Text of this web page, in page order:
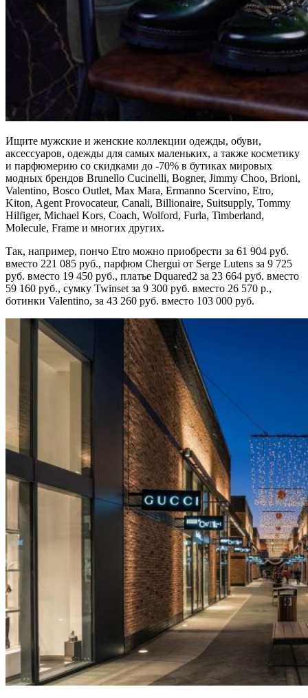
Ищите мужские и женские коллекции одежды, обуви,
аксессуаров, одежды для самых маленьких, а также косметику
и парфюмерию cо скидками до -70% в бутиках мировых
модных брендов Brunello Cucinelli, Bogner, Jimmy Choo, Brioni,
Valentino, Bosco Outlet, Max Mara, Ermanno Scervino, Etro,
Kiton, Agent Provocateur, Canali, Billionaire, Suitsupply, Tommy
Hilfiger, Michael Kors, Coach, Wolford, Furla, Timberland,
Molecule, Frame и многих других.
Так, например, пончо Etro можно приобрести за 61 904 руб.
вместо 221 085 руб., парфюм Chergui от Serge Lutens за 9 725
руб. вместо 19 450 руб., платье Dquared2 за 23 664 руб. вместо
59 160 руб., сумку Twinset за 9 300 руб. вместо 26 570 р.,
ботинки Valentino, за 43 260 руб. вместо 103 000 руб.